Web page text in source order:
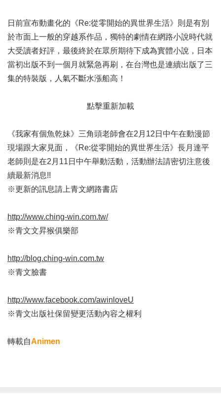
日前宣布動畫化的《Re:從零開始的異世界生活》則是有別
於市面上一般的穿越系作品，獨特的劇情在網路小說時代就
大受讀者好評，最後終於在眾所期待下成為實體小說，日本
當初出版不到一個月就緊急再刷，在台灣也是連續出版了三
集的特裝版，人氣不斷水漲船高！
點擊重新加載
《我家有個魚乾妹》三角頭老師會在2月12日中午在動漫節
現場跟大家見面，《Re:從零開始的異世界生活》長月達平
老師則是在2月11日中午舉動活動，活動辦法請密切注意後
續最新消息!!
※更新的訊息請上青文網路書店
http://www.ching-win.com.tw/
※青文文昇猴俱樂部
http://blog.ching-win.com.tw
※青文臉書
http://www.facebook.com/awinloveU
※青文出版社保留變更活動內容之權利
轉載自Animen